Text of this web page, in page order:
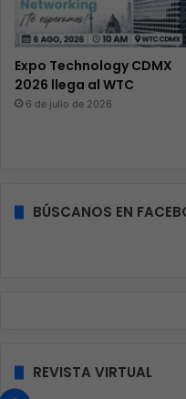
Expo Technology CDMX
2026 llega al WTC
6 de julio de 2026
BÚSCANOS EN
REVISTA VIRTUAL